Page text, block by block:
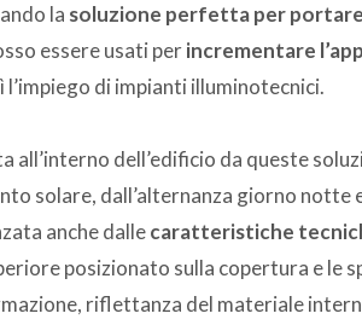
la soluzione perfetta per
essere usati perincrementare
di impianti illuminotecnici.
all’interno dell’edificio da queste
solare, dall’alternanza giorno notte
anche dallecaratteristiche
posizionato sulla copertura e
riflettanza del materiale